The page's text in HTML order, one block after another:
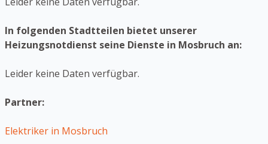
In folgenden Stadtteilen bietet unserer
Heizungsnotdienst seine Dienste in Mosbruch an:
Leider keine Daten verfügbar.
Partner:
Elektriker in Mosbruch